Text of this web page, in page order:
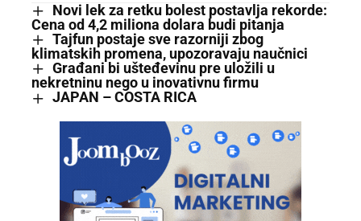
Novi lek za retku bolest postavlja rekorde:
Cena od 4,2 miliona dolara budi pitanja
Tajfun postaje sve razorniji zbog
klimatskih promena, upozoravaju naučnici
Građani bi ušteđevinu pre uložili u
nekretninu nego u inovativnu firmu
JAPAN – COSTA RICA